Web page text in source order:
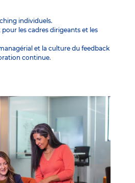
individuels.
les cadres dirigeants et les
et la culture du feedback
continue.